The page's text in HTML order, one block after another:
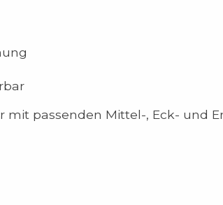
mit passenden Mittel-, Eck- und